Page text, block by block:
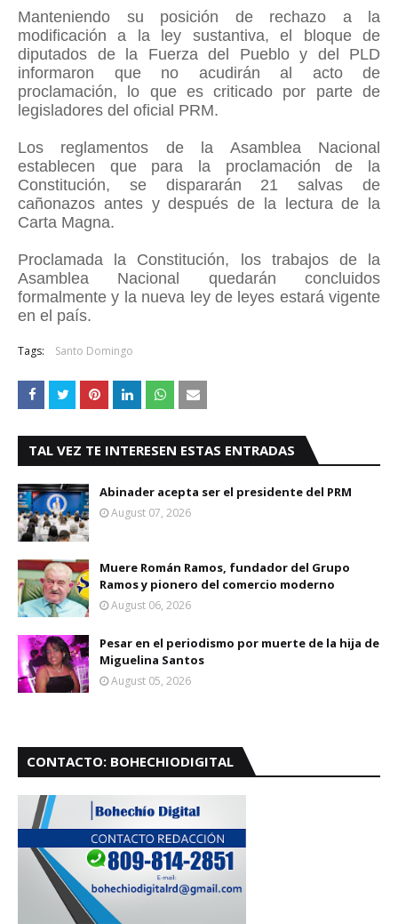
Manteniendo su posición de rechazo a la
modificación a la ley sustantiva, el bloque de
diputados de la Fuerza del Pueblo y del PLD
informaron que no acudirán al acto de
proclamación, lo que es criticado por parte de
legisladores del oficial PRM.
Los reglamentos de la Asamblea Nacional
establecen que para la proclamación de la
Constitución, se dispararán 21 salvas de
cañonazos antes y después de la lectura de la
Carta Magna.
Proclamada la Constitución, los trabajos de la
Asamblea Nacional quedarán concluidos
formalmente y la nueva ley de leyes estará vigente
en el país.
Tags: Santo Domingo
TAL VEZ TE INTERESEN ESTAS ENTRADAS
Abinader acepta ser el presidente del PRM
August 07, 2026
Muere Román Ramos, fundador del Grupo
Ramos y pionero del comercio moderno
August 06, 2026
Pesar en el periodismo por muerte de la hija de
Miguelina Santos
August 05, 2026
CONTACTO: BOHECHIODIGITAL